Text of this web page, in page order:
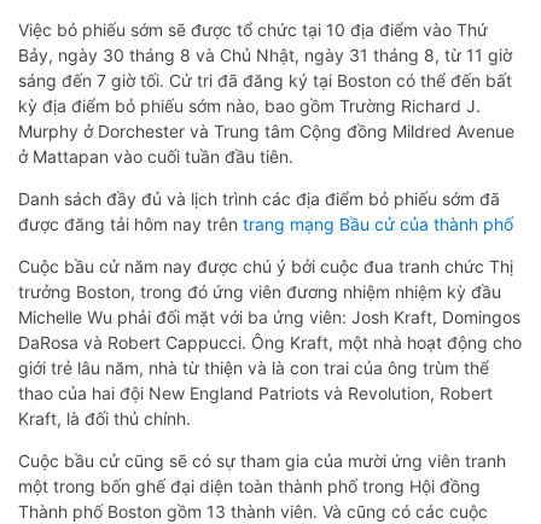
Việc bỏ phiếu sớm sẽ được tổ chức tại 10 địa điểm vào Thứ
Bảy, ngày 30 tháng 8 và Chủ Nhật, ngày 31 tháng 8, từ 11 giờ
sáng đến 7 giờ tối. Cử tri đã đăng ký tại Boston có thể đến bất
kỳ địa điểm bỏ phiếu sớm nào, bao gồm Trường Richard J.
Murphy ở Dorchester và Trung tâm Cộng đồng Mildred Avenue
ở Mattapan vào cuối tuần đầu tiên.
Danh sách đầy đủ và lịch trình các địa điểm bỏ phiếu sớm đã
được đăng tải hôm nay trên trang mạng Bầu cử của thành phố
Cuộc bầu cử năm nay được chú ý bởi cuộc đua tranh chức Thị
trưởng Boston, trong đó ứng viên đương nhiệm nhiệm kỳ đầu
Michelle Wu phải đối mặt với ba ứng viên: Josh Kraft, Domingos
DaRosa và Robert Cappucci. Ông Kraft, một nhà hoạt động cho
giới trẻ lâu năm, nhà từ thiện và là con trai của ông trùm thể
thao của hai đội New England Patriots và Revolution, Robert
Kraft, là đối thủ chính.
Cuộc bầu cử cũng sẽ có sự tham gia của mười ứng viên tranh
một trong bốn ghế đại diện toàn thành phố trong Hội đồng
Thành phố Boston gồm 13 thành viên. Và cũng có các cuộc